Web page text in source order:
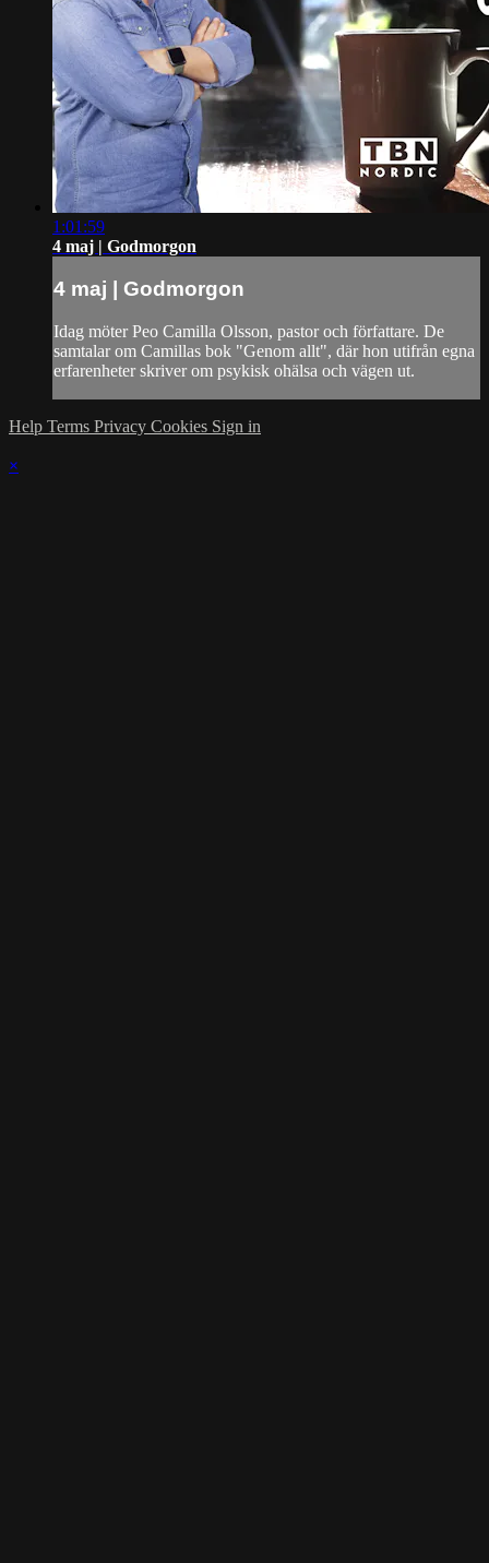
1:01:59
4 maj | Godmorgon
4 maj | Godmorgon
Idag möter Peo Camilla Olsson, pastor och författare. De
samtalar om Camillas bok "Genom allt", där hon utifrån egna
erfarenheter skriver om psykisk ohälsa och vägen ut.
Help Terms Privacy Cookies Sign in
×